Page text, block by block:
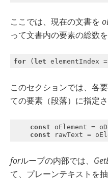
ここでは、現在の文書を
って文書内の要素の総数を
for ( let elementIndex =
このセクションでは、各
ての要素（段落）に指定
const
const
forループの内部では、
て、プレーンテキストを